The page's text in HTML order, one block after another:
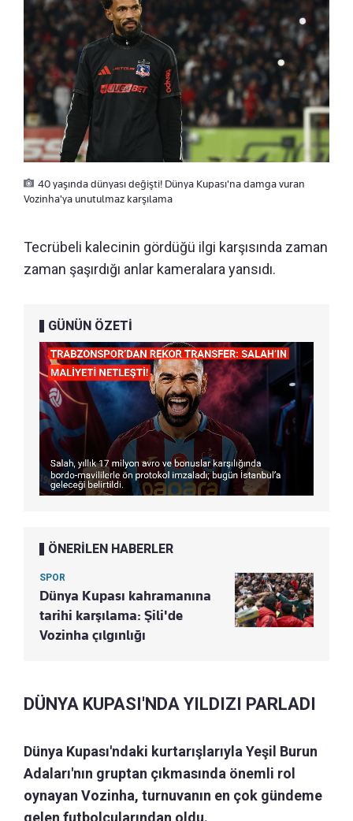
40 yaşında dünyası değişti! Dünya Kupası'na damga vuran
Vozinha'ya unutulmaz karşılama
Tecrübeli kalecinin gördüğü ilgi karşısında zaman
zaman şaşırdığı anlar kameralara yansıdı.
GÜNÜN ÖZETİ
ÖNERİLEN HABERLER
SPOR
Dünya Kupası kahramanına
tarihi karşılama: Şili'de
Vozinha çılgınlığı
DÜNYA KUPASI'NDA YILDIZI PARLADI
Dünya Kupası'ndaki kurtarışlarıyla Yeşil Burun
Adaları'nın gruptan çıkmasında önemli rol
oynayan Vozinha, turnuvanın en çok gündeme